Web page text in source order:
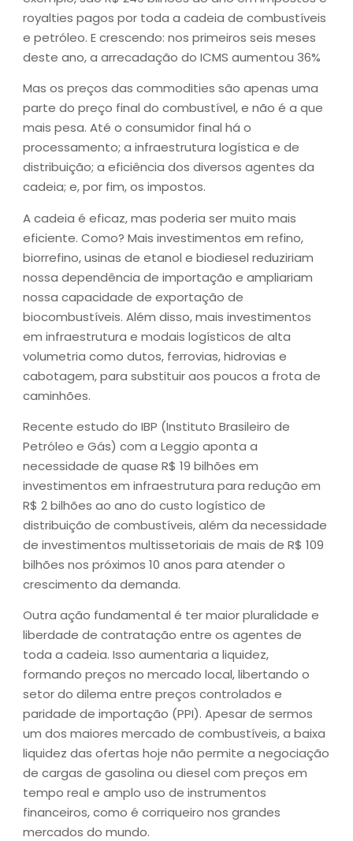
royalties pagos por toda a cadeia de combustíveis
e petróleo. E crescendo: nos primeiros seis meses
deste ano, a arrecadação do ICMS aumentou 36%
Mas os preços das commodities são apenas uma
parte do preço final do combustível, e não é a que
mais pesa. Até o consumidor final há o
processamento; a infraestrutura logística e de
distribuição; a eficiência dos diversos agentes da
cadeia; e, por fim, os impostos.
A cadeia é eficaz, mas poderia ser muito mais
eficiente. Como? Mais investimentos em refino,
biorrefino, usinas de etanol e biodiesel reduziriam
nossa dependência de importação e ampliariam
nossa capacidade de exportação de
biocombustíveis. Além disso, mais investimentos
em infraestrutura e modais logísticos de alta
volumetria como dutos, ferrovias, hidrovias e
cabotagem, para substituir aos poucos a frota de
caminhões.
Recente estudo do IBP (Instituto Brasileiro de
Petróleo e Gás) com a Leggio aponta a
necessidade de quase R$ 19 bilhões em
investimentos em infraestrutura para redução em
R$ 2 bilhões ao ano do custo logístico de
distribuição de combustíveis, além da necessidade
de investimentos multissetoriais de mais de R$ 109
bilhões nos próximos 10 anos para atender o
crescimento da demanda.
Outra ação fundamental é ter maior pluralidade e
liberdade de contratação entre os agentes de
toda a cadeia. Isso aumentaria a liquidez,
formando preços no mercado local, libertando o
setor do dilema entre preços controlados e
paridade de importação (PPI). Apesar de sermos
um dos maiores mercado de combustíveis, a baixa
liquidez das ofertas hoje não permite a negociação
de cargas de gasolina ou diesel com preços em
tempo real e amplo uso de instrumentos
financeiros, como é corriqueiro nos grandes
mercados do mundo.